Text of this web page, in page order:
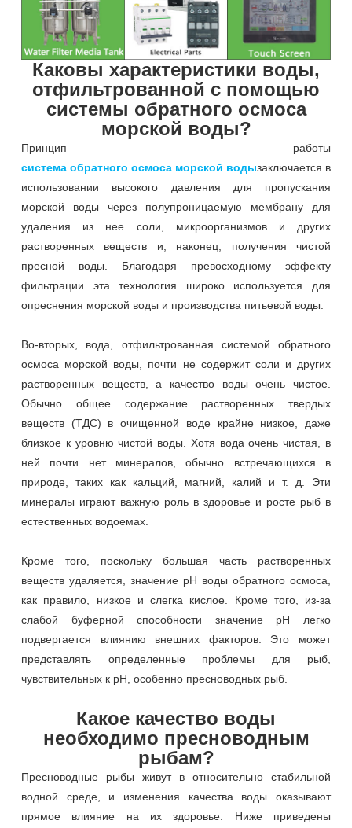
Каковы характеристики воды,
отфильтрованной с помощью
системы обратного осмоса
морской воды?
Принцип работы
система обратного осмоса морской водызаключается в
использовании высокого давления для пропускания
морской воды через полупроницаемую мембрану для
удаления из нее соли, микроорганизмов и других
растворенных веществ и, наконец, получения чистой
пресной воды. Благодаря превосходному эффекту
фильтрации эта технология широко используется для
опреснения морской воды и производства питьевой воды.
Во-вторых, вода, отфильтрованная системой обратного
осмоса морской воды, почти не содержит соли и других
растворенных веществ, а качество воды очень чистое.
Обычно общее содержание растворенных твердых
веществ (ТДС) в очищенной воде крайне низкое, даже
близкое к уровню чистой воды. Хотя вода очень чистая, в
ней почти нет минералов, обычно встречающихся в
природе, таких как кальций, магний, калий и т. д. Эти
минералы играют важную роль в здоровье и росте рыб в
естественных водоемах.
Кроме того, поскольку большая часть растворенных
веществ удаляется, значение рН воды обратного осмоса,
как правило, низкое и слегка кислое. Кроме того, из-за
слабой буферной способности значение рН легко
подвергается влиянию внешних факторов. Это может
представлять определенные проблемы для рыб,
чувствительных к рН, особенно пресноводных рыб.
Какое качество воды
необходимо пресноводным
рыбам?
Пресноводные рыбы живут в относительно стабильной
водной среде, и изменения качества воды оказывают
прямое влияние на их здоровье. Ниже приведены